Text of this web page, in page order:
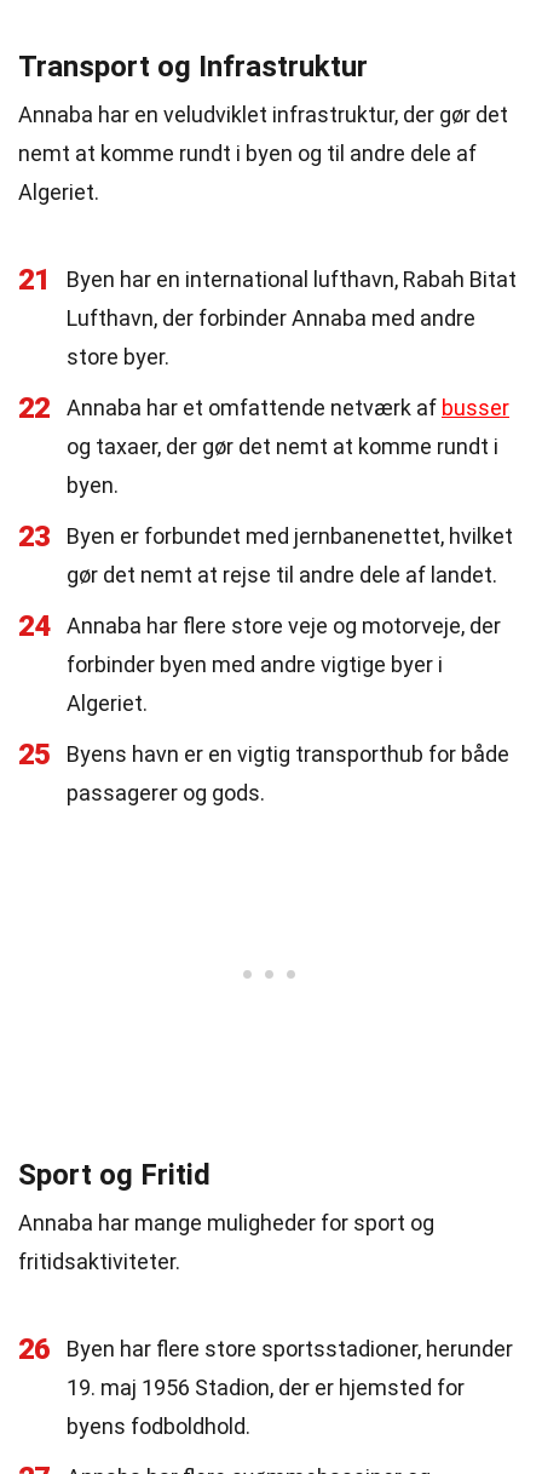
Transport og Infrastruktur
Annaba har en veludviklet infrastruktur, der gør det
nemt at komme rundt i byen og til andre dele af
Algeriet.
21
Byen har en international lufthavn, Rabah Bitat
Lufthavn, der forbinder Annaba med andre
store byer.
22 Annaba har et omfattende netværk af busser
og taxaer, der gør det nemt at komme rundt i
byen.
23
Byen er forbundet med jernbanenettet, hvilket
gør det nemt at rejse til andre dele af landet.
24
Annaba har flere store veje og motorveje, der
forbinder byen med andre vigtige byer i
Algeriet.
25
Byens havn er en vigtig transporthub for både
passagerer og gods.
Sport og Fritid
Annaba har mange muligheder for sport og
fritidsaktiviteter.
26
Byen har flere store sportsstadioner, herunder
19. maj 1956 Stadion, der er hjemsted for
byens fodboldhold.